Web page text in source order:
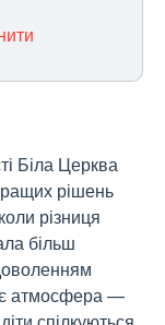
Біла Церква
рішень
різниця
більш
атмосфера —